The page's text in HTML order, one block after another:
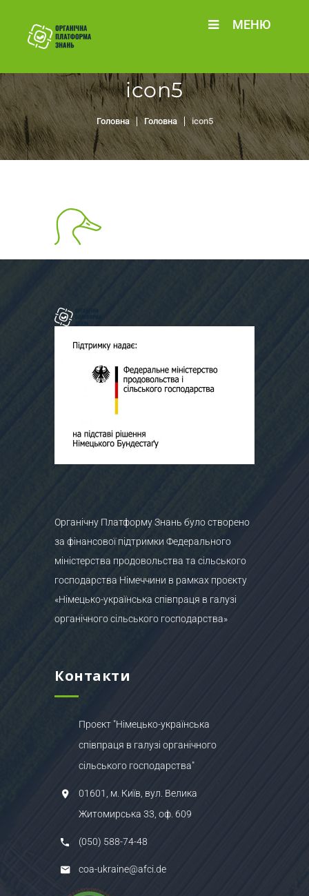
МЕНЮ
icon5
Головна Головна icon5
Органічну Платформу Знань було створено
за фінансової підтримки Федерального
міністерства продовольства та сільського
господарства Німеччини в рамках проєкту
«Німецько-українська співпраця в галузі
органічного сільського господарства»
Контакти
Проєкт "Німецько-українська
співпраця в галузі органічного
сільського господарства"
01601, м. Київ, вул. Велика
Житомирська 33, оф. 609
(050) 588-74-48
coa-ukraine@afci.de